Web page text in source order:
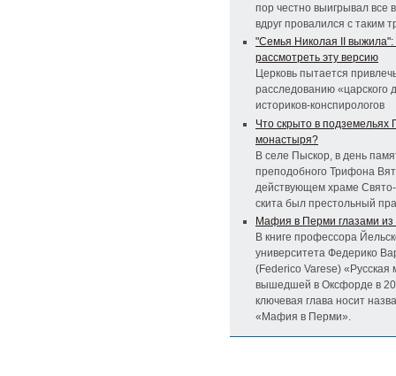
пор честно выигрывал все
вдруг провалился с таким
"Семья Николая II выжила":
рассмотреть эту версию
Церковь пытается
расследованию «царского
историков-конспирологов
Что скрыто в подземельях
монастыря?
В селе Пыскор, в день
преподобного Трифона
действующем храме
скита был престольный
Мафия в Перми глазами
В книге профессора
университета Федерико
(Federico Varese)
вышедшей в Оксфорде в
ключевая глава носит
«Мафия в Перми».